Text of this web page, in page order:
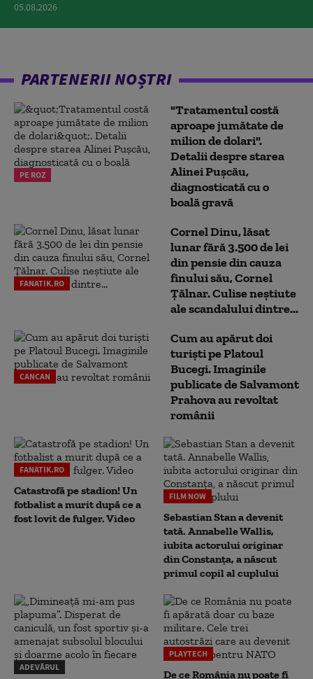
05.08.2026
PARTENERII NOȘTRI
PE ROZ
"Tratamentul costă
aproape jumătate de
milion de dolari".
Detalii despre starea
Alinei Pușcău,
diagnosticată cu o
boală gravă
FANATIK.RO
Cornel Dinu, lăsat
lunar fără 3.500 de lei
din pensie din cauza
finului său, Cornel
Țălnar. Culise neștiute
ale scandalului dintre...
CANCAN
Cum au apărut doi
turiști pe Platoul
Bucegi. Imaginile
publicate de Salvamont
Prahova au revoltat
românii
FANATIK.RO
Catastrofă pe stadion! Un
fotbalist a murit după ce a
fost lovit de fulger. Video
FILM NOW
Sebastian Stan a devenit
tată. Annabelle Wallis,
iubita actorului originar
din Constanța, a născut
primul copil al cuplului
ADEVĂRUL
PLAYTECH
De ce România nu poate fi